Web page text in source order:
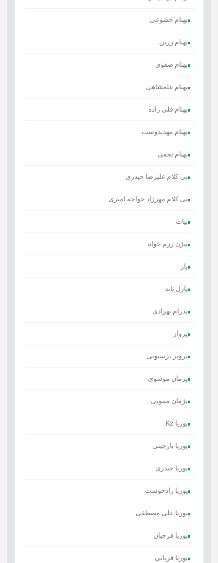
بهنام خشوعی
بهنام زرین
بهنام صفوی
بهنام علمشاهی
بهنام قلی زاده
بهنام مهدیدوست
بهنام نجفی
بی کلام علیرضا حیدری
بی کلام مهرزاد خواجه امیری
بیات
بیژن رزم خواه
پاز
پازل باند
پدرام بهزادی
پرواز
پرویز پرستویی
پژمان موسوی
پژمان مینویی
پوریا Kz
پوریا بارجینی
پوریا حیدری
پوریا زادخوست
پوریا علی مصطفی
پوریا فرجیان
پوریا قربانی